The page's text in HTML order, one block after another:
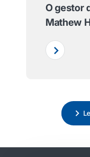
O gestor
Mathew